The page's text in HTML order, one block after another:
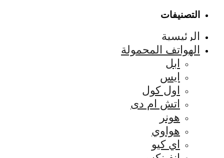
التصنيفات
الرئيسية
الهواتف المحمولة
ابل
ايس
اول كول
اتش ام دى
هونر
هواوي
اي كيو